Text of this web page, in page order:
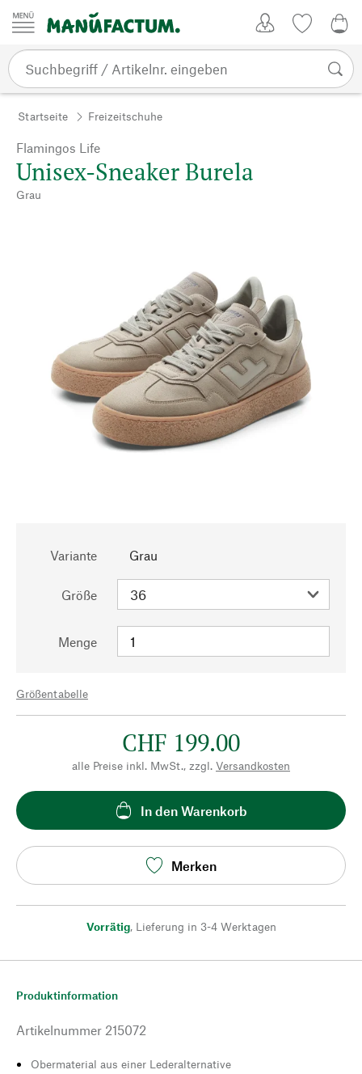
Zum Inhalt springen
Startseite Freizeitschuhe
Flamingos Life
Unisex-Sneaker Burela
Grau
Variante Grau
Größe
Menge
Größentabelle
CHF 199.00
alle Preise inkl. MwSt., zzgl. Versandkosten
In den Warenkorb
Merken
Vorrätig, Lieferung in 3-4 Werktagen
Produktinformation
Artikelnummer 215072
Obermaterial aus einer Lederalternative